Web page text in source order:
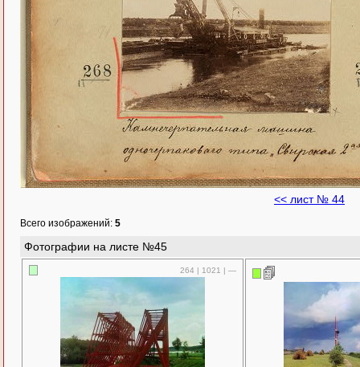
<< лист № 44
Всего изображений: 5
Фотографии на листе №45
264 | 1021 | —